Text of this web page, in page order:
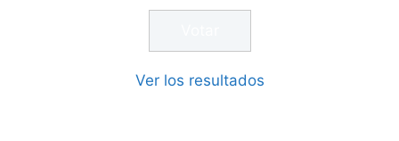
Ver los resultados